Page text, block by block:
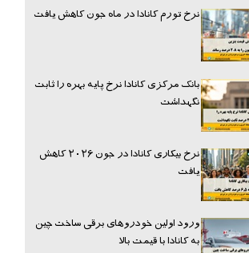
نرخ تورم کانادا در ماه جون کاهش یافت
بانک مرکزی کانادا نرخ پایه بهره را ثابت
نگهداشت
نرخ بیکاری کانادا در جون ۲۰۲۶ کاهش
یافت
ورود اولین خودروهای برقی ساخت چین
به کانادا با قیمت بالا